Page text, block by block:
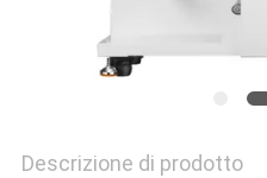
DEL
Descrizione di prodotto